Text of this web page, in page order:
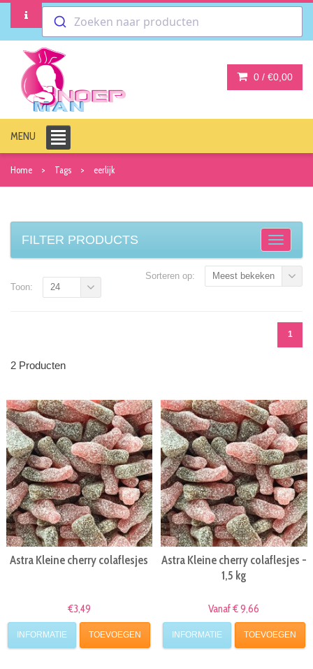
Zoeken naar producten
0 / €0,00
MENU
Home Tags eerlijk
FILTER PRODUCTS
Sorteren op: Meest bekeken
1
Toon: 24
2 Producten
Astra Kleine cherry colaflesjes
€3,49
INFORMATIE TOEVOEGEN
Astra Kleine cherry colaflesjes -
1,5 kg
Vanaf € 9,66
INFORMATIE TOEVOEGEN